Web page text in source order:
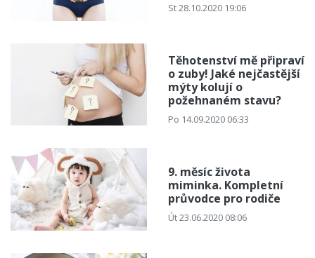
St 28.10.2020 19:06
Těhotenství mě připraví
o zuby! Jaké nejčastější
mýty kolují o
požehnaném stavu?
Po 14.09.2020 06:33
9. měsíc života
miminka. Kompletní
průvodce pro rodiče
Út 23.06.2020 08:06